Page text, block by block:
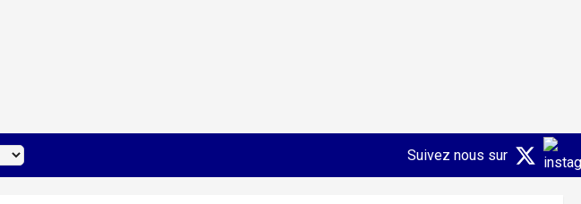
Suivez nous sur